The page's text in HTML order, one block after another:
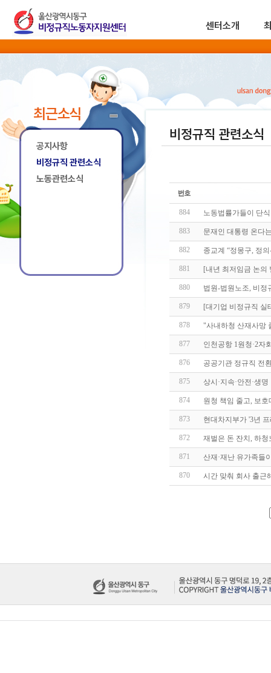
센터소개
최근소식
공지사항
비정규직 관련소식
노동관련소식
비정규직 관련소식
884 노동법률가들이 단
883 문재인 대통령 온다
882 종교계 “정몽구, 정
881 [내년 최저임금 논
880 법원-법원노조, 비
879 [대기업 비정규직
878 "사내하청 산재사망
877 인천공항 1원청·2
876 공공기관 정규직 전
875 상시·지속·안전·생
874 원청 책임 줄고, 보
873 현대차지부가 '3년
872 재벌은 돈 잔치, 하
871 산재·재난 유가족들
870 시간 맞춰 회사 출